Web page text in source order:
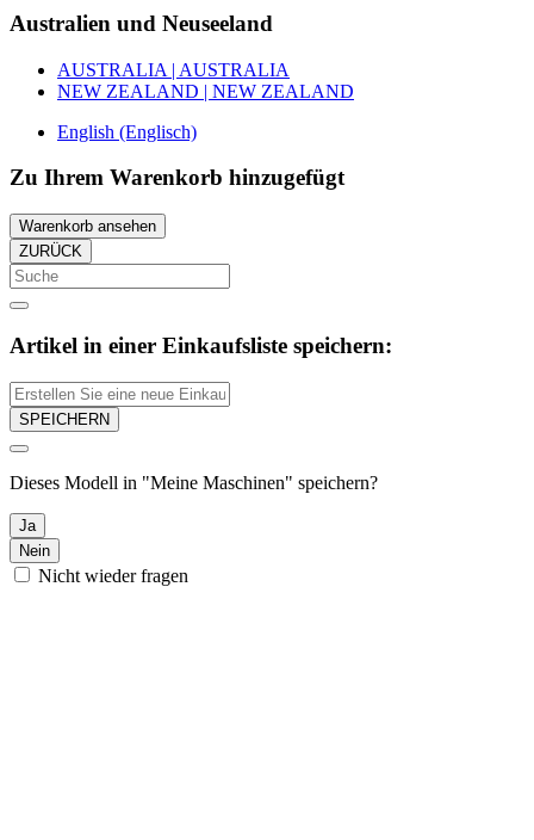
Australien und Neuseeland
AUSTRALIA | AUSTRALIA
NEW ZEALAND | NEW ZEALAND
English (Englisch)
Zu Ihrem Warenkorb hinzugefügt
Warenkorb ansehen
ZURÜCK
Artikel in einer Einkaufsliste speichern:
SPEICHERN
Dieses Modell in "Meine Maschinen" speichern?
Ja
Nein
Nicht wieder fragen